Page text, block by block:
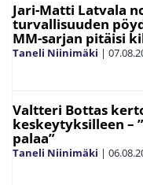
Jari-Matti Latvala
turvallisuuden
MM-sarjan pitäisi
Taneli Niinimäki |
Valtteri Bottas
keskeytyksilleen –
palaa”
Taneli Niinimäki |